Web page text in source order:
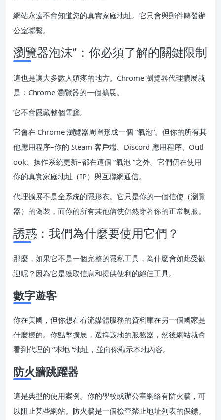
網站永遠不會知道您的真實家庭地址。它只會與郵件轉發辦
公室聯繫。
瀏覽器泡沫”：你必須了解的關鍵限制
這也是讓大多數人頭疼的地方。Chrome 瀏覽器代理擴展就
是：Chrome 瀏覽器的一個擴展。
它不會隱藏整個電腦。
它會在 Chrome 瀏覽器周圍形成一個 “氣泡”。但你的所有其
他應用程序–你的 Steam 客戶端、Discord 應用程序、Outl
ook、操作系統更新–都在這個 “氣泡 “之外。它們仍在使用
你的真實家庭地址（IP）與互聯網通信。
代理擴展不是全系統的隱形衣。它只是你的一個信使（瀏覽
器）的偽裝，而你的所有其他信使仍然穿著你的正常制服。
誘惑：我們為什麼要使用它們？
那麼，如果它不是一個完整的隱私工具，為什麼會如此受歡
迎呢？因為它是獲取信息和提供便利的絕佳工具。
數字遊客
你在美國，但你想看看流媒體服務的資料庫在另一個國家是
什麼樣的。你點擊擴展，選擇該地的服務器，然後網站就會
看到代理的 “本地 “地址，並向你顯示本地內容。
防火牆跳躍器
這是典型的使用案例。你的學校或辦公室網絡有防火牆，可
以阻止某些網站。防火牆是一個檢查禁止地址列表的保鏢。